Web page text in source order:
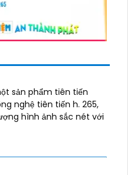
sản phẩm tiên tiến
hình ảnh sắc nét với